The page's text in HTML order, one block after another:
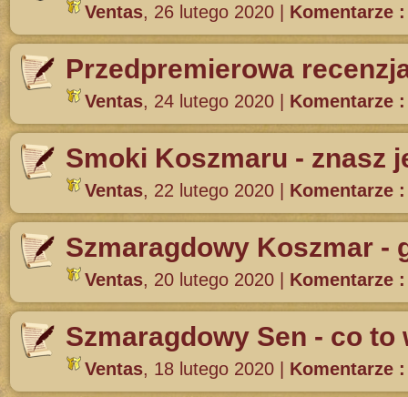
Ventas, 26 lutego 2020 Komentarze
Przedpremierowa
Ventas, 24 lutego 2020 Komentarze
Smoki Koszmaru - znasz
Ventas, 22 lutego 2020 Komentarze
Szmaragdowy Koszmar -
Ventas, 20 lutego 2020 Komentarze
Szmaragdowy Sen - co to
Ventas, 18 lutego 2020 Komentarze